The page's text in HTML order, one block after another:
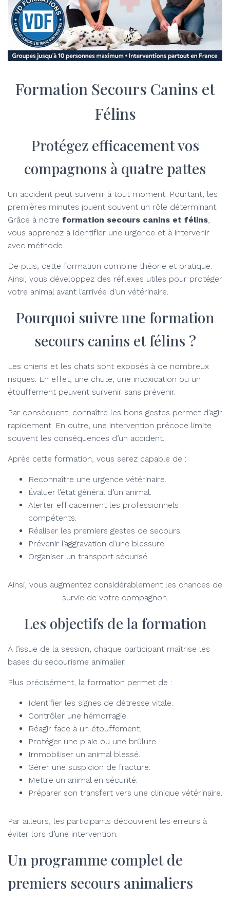
Formation Secours Canins et
Félins
Protégez efficacement vos
compagnons à quatre pattes
Un accident peut survenir à tout moment. Pourtant, les
premières minutes jouent souvent un rôle déterminant.
Grâce à notre formation secours canins et félins
vous apprenez à identifier une urgence et à intervenir
avec méthode.
De plus, cette formation combine théorie et pratique.
Ainsi, vous développez des réflexes utiles pour protéger
votre animal avant l’arrivée d’un vétérinaire.
Pourquoi suivre une formation
secours canins et félins ?
Les chiens et les chats sont exposés à de nombreux
risques. En effet, une chute, une intoxication ou un
étouffement peuvent survenir sans prévenir.
Par conséquent, connaître les bons gestes permet d’agir
rapidement. En outre, une intervention précoce limite
souvent les conséquences d’un accident.
Après cette formation, vous serez capable de :
Reconnaître une urgence vétérinaire.
Évaluer l’état général d’un animal.
Alerter efficacement les professionnels
compétents.
Réaliser les premiers gestes de secours.
Prévenir l’aggravation d’une blessure.
Organiser un transport sécurisé.
Ainsi, vous augmentez considérablement les chances de
survie de votre compagnon.
Les objectifs de la formation
À l’issue de la session, chaque participant maîtrise les
bases du secourisme animalier.
Plus précisément, la formation permet de :
Identifier les signes de détresse vitale.
Contrôler une hémorragie.
Réagir face à un étouffement.
Protéger une plaie ou une brûlure.
Immobiliser un animal blessé.
Gérer une suspicion de fracture.
Mettre un animal en sécurité.
Préparer son transfert vers une clinique vétérinaire.
Par ailleurs, les participants découvrent les erreurs à
éviter lors d’une intervention.
Un programme complet de
premiers secours animaliers